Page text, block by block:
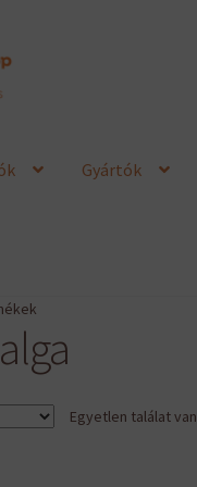
Gyártók
Egyetlen találat van